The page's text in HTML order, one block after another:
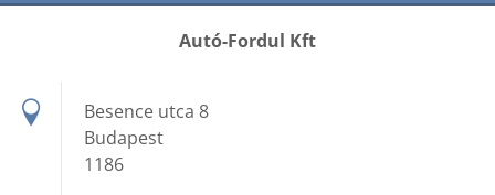
Autó-Fordul Kft
Besence utca 8
Budapest
1186